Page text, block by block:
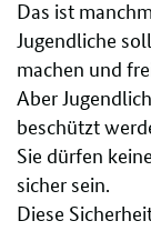
Das ist
Jugendliche
machen und
Aber
beschützt
Sie dürfen
sicher sein.
Diese